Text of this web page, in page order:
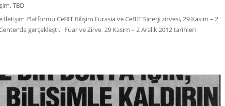
,TBD
İletişim Platformu CeBIT Bilişim Eurasia ve CeBIT Sinerji zirvesi, 29 Kasım – 2
gerçekleşti. Fuar ve Zirve, 29 Kasım – 2 Aralık 2012 tarihleri